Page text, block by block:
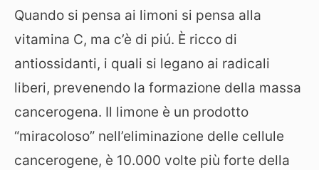
Quando si pensa ai limoni si pensa alla
vitamina C, ma c’è di piú. È ricco di
antiossidanti, i quali si legano ai radicali
liberi, prevenendo la formazione della massa
cancerogena. Il limone è un prodotto
“miracoloso” nell’eliminazione delle cellule
cancerogene, è 10.000 volte più forte della